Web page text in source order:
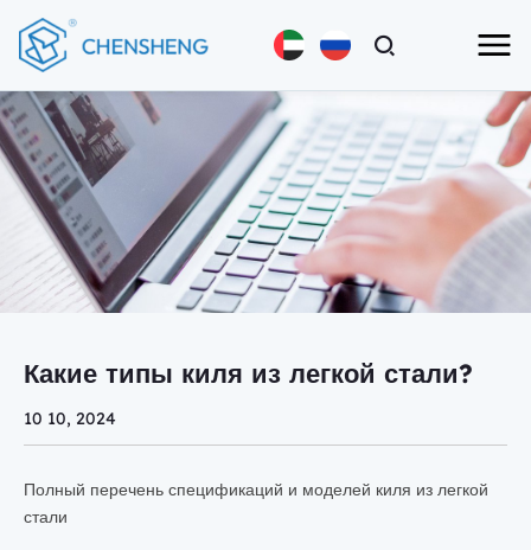
Какие типы киля из легкой стали?
10 10, 2024
Полный перечень спецификаций и моделей киля из легкой
стали